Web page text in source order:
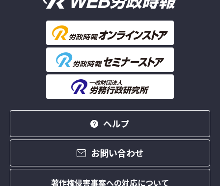
ヘルプ
お問い合わせ
著作権侵害事案への対応について